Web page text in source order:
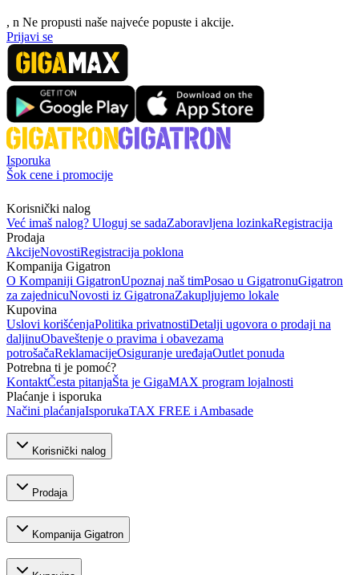
, n Ne propusti naše najveće popuste i akcije.
Prijavi se
Isporuka
Šok cene i promocije
Korisnički nalog
Već imaš nalog? Uloguj se sadaZaboravljena lozinkaRegistracija
Prodaja
AkcijeNovostiRegistracija poklona
Kompanija Gigatron
O Kompaniji GigatronUpoznaj naš timPosao u GigatronuGigatron
za zajednicuNovosti iz GigatronaZakupljujemo lokale
Kupovina
Uslovi korišćenjaPolitika privatnostiDetalji ugovora o prodaji na
daljinuObaveštenje o pravima i obavezama
potrošačaReklamacijeOsiguranje uređajaOutlet ponuda
Potrebna ti je pomoć?
KontaktČesta pitanjaŠta je GigaMAX program lojalnosti
Plaćanje i isporuka
Načini plaćanjaIsporukaTAX FREE i Ambasade
Korisnički nalog
Prodaja
Kompanija Gigatron